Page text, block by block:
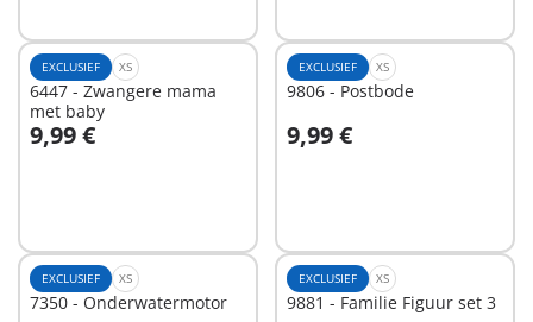
EXCLUSIEF XS
6447 - Zwangere mama
met baby
9,99 €
In winkelwagen
EXCLUSIEF XS
9806 - Postbode
9,99 €
In winkelwagen
EXCLUSIEF XS
7350 - Onderwatermotor
EXCLUSIEF XS
9881 - Familie Figuur set 3